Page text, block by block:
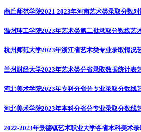
商丘师范学院2021-2023年河南艺术类录取分数对
温州理工学院2023年艺术类第二批录取分数线艺
杭州师范大学2023年浙江省艺术类专业录取情况
兰州财经大学2023年艺术类分省录取数据统计表
河北美术学院2023年专科分省分专业录取分数线
河北美术学院2023年本科分省分专业录取分数线
2022-2023年景德镇艺术职业大学各省本科美术录